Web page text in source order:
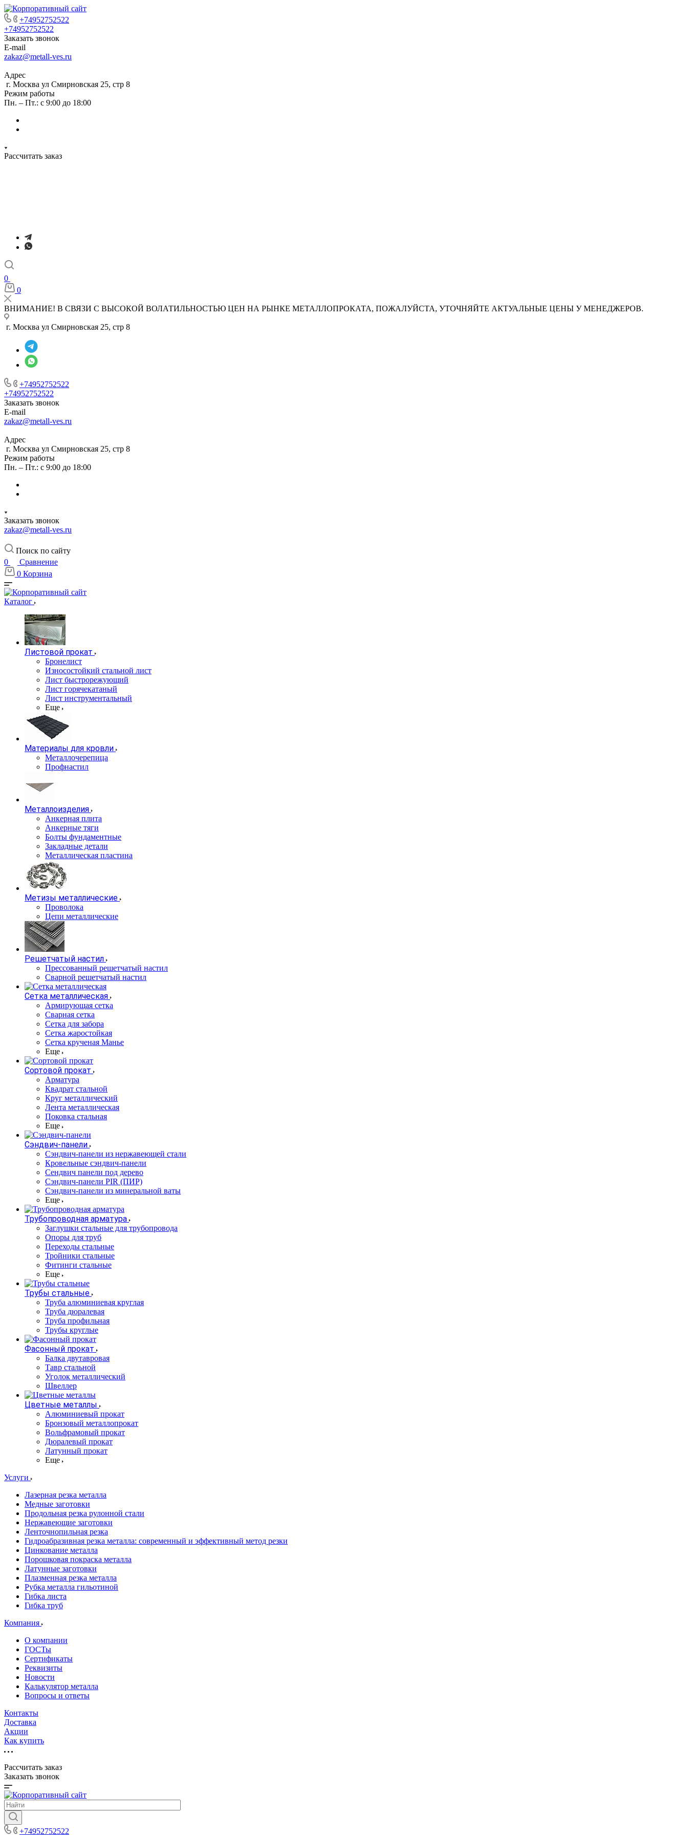
+74952752522
+74952752522
Заказать звонок
E-mail
zakaz@metall-ves.ru
Адрес
г. Москва ул Смирновская 25, стр 8
Режим работы
Пн. – Пт.: с 9:00 до 18:00
Рассчитать заказ
0
0
ВНИМАНИЕ! В СВЯЗИ С ВЫСОКОЙ ВОЛАТИЛЬНОСТЬЮ ЦЕН НА РЫНКЕ МЕТАЛЛОПРОКАТА, ПОЖАЛУЙСТА, УТОЧНЯЙТЕ АКТУАЛЬНЫЕ ЦЕНЫ У МЕНЕДЖЕРОВ.
г. Москва ул Смирновская 25, стр 8
+74952752522
+74952752522
Заказать звонок
E-mail
zakaz@metall-ves.ru
Адрес
г. Москва ул Смирновская 25, стр 8
Режим работы
Пн. – Пт.: с 9:00 до 18:00
Заказать звонок
zakaz@metall-ves.ru
Поиск по сайту
0
Сравнение
0 Корзина
Каталог
Листовой прокат
Бронелист
Износостойкий стальной лист
Лист быстрорежующий
Лист горячекатаный
Лист инструментальный
Еще
Материалы для кровли
Металлочерепица
Профнастил
Металлоизделия
Анкерная плита
Анкерные тяги
Болты фундаментные
Закладные детали
Металлическая пластина
Метизы металлические
Проволока
Цепи металлические
Решетчатый настил
Прессованный решетчатый настил
Сварной решетчатый настил
Сетка металлическая
Армирующая сетка
Сварная сетка
Сетка для забора
Сетка жаростойкая
Сетка крученая Манье
Еще
Сортовой прокат
Арматура
Квадрат стальной
Круг металлический
Лента металлическая
Поковка стальная
Еще
Сэндвич-панели
Cэндвич-панели из нержавеющей стали
Кровельные сэндвич-панели
Сендвич панели под дерево
Сэндвич-панели PIR (ПИР)
Сэндвич-панели из минеральной ваты
Еще
Трубопроводная арматура
Заглушки стальные для трубопровода
Опоры для труб
Переходы стальные
Тройники стальные
Фитинги стальные
Еще
Трубы стальные
Труба алюминиевая круглая
Труба дюралевая
Труба профильная
Трубы круглые
Фасонный прокат
Балка двутавровая
Тавр стальной
Уголок металлический
Швеллер
Цветные металлы
Алюминиевый прокат
Бронзовый металлопрокат
Вольфрамовый прокат
Дюралевый прокат
Латунный прокат
Еще
Услуги
Лазерная резка металла
Медные заготовки
Продольная резка рулонной стали
Нержавеющие заготовки
Ленточнопильная резка
Гидроабразивная резка металла: современный и эффективный метод резки
Цинкование металла
Порошковая покраска металла
Латунные заготовки
Плазменная резка металла
Рубка металла гильотиной
Гибка листа
Гибка труб
Компания
О компании
ГОСТы
Сертификаты
Реквизиты
Новости
Калькулятор металла
Вопросы и ответы
Контакты
Доставка
Акции
Как купить
Рассчитать заказ
Заказать звонок
+74952752522